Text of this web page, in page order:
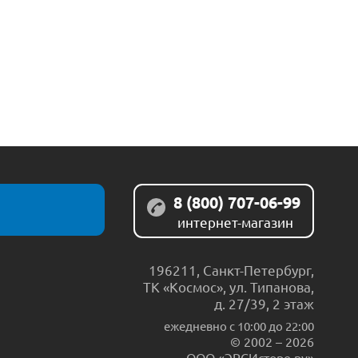
8 (800) 707-06-99
интернет-магазин
196211 Санкт-Петербург,
ТК «Космос», ул. Типанова,
д. 27/39, 2 этаж
ежедневно c 10:00 до 22:00
© 2002 – 2026